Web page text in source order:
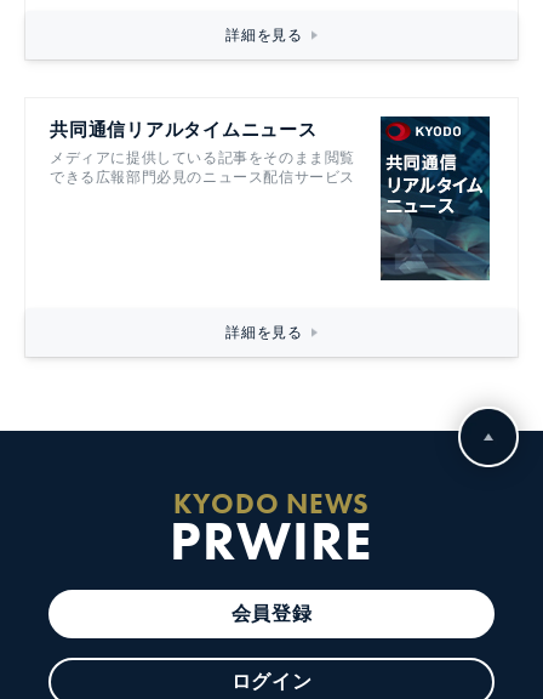
詳細を見る
共同通信リアルタイムニュース
メディアに提供している記事をそのまま閲覧
できる広報部門必見のニュース配信サービス
詳細を見る
KYODO NEWS
PRWIRE
会員登録
ログイン